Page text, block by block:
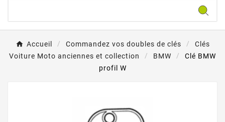
Accueil Commandez vos doubles de clés
Clés
Voiture Moto anciennes et collection
BMW
Clé BMW
profil W